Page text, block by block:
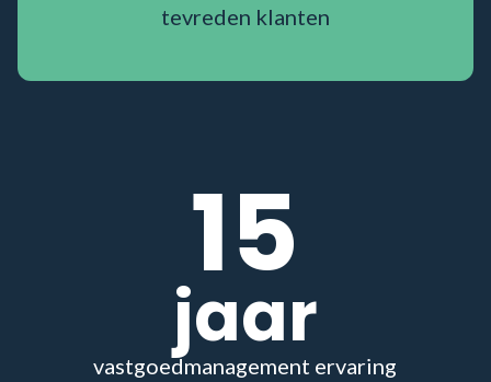
tevreden klanten
15
jaar
vastgoedmanagement ervaring